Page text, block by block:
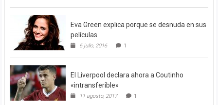
Eva Green explica porque se desnuda en sus
películas
6 julio, 2016 1
El Liverpool declara ahora a Coutinho
«intransferible»
11 agosto, 2017 1